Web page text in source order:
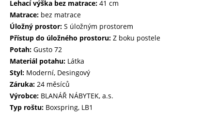
Lehací výška bez matrace: 41 cm
Matrace: bez matrace
Úložný prostor: S úložným prostorem
Přístup do úložného prostoru: Z boku postele
Potah: Gusto 72
Materiál potahu: Látka
Styl: Moderní, Desingový
Záruka: 24 měsíců
Výrobce: BLANÁŘ NÁBYTEK, a.s.
Typ roštu: Boxspring, LB1